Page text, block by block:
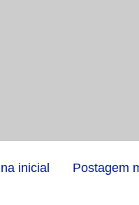
Postagem
inicial